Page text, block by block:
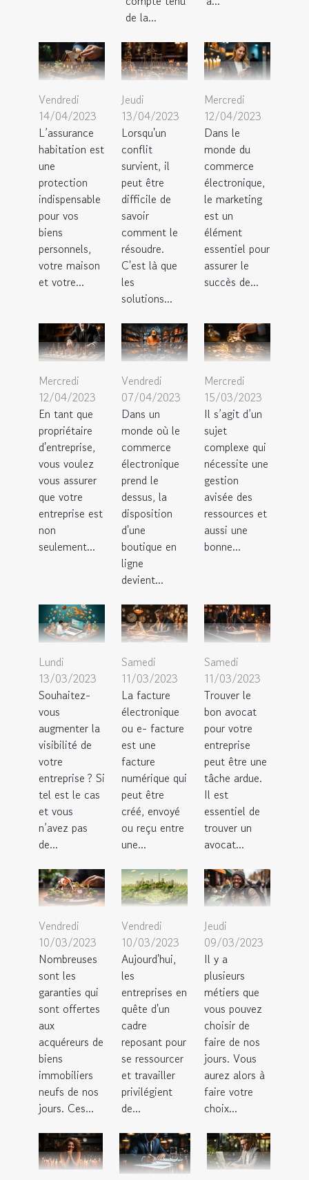
de la...
Vendredi
14/04/2023
L’assurance
habitation est
une
protection
indispensable
pour vos
biens
personnels,
votre maison
et votre...
Jeudi
13/04/2023
Lorsqu'un
conflit
survient, il
peut être
difficile de
savoir
comment le
résoudre.
C'est là que
les
solutions...
Mercredi
12/04/2023
Dans le
monde du
commerce
électronique,
le marketing
est un
élément
essentiel pour
assurer le
succès de...
Mercredi
12/04/2023
En tant que
propriétaire
d'entreprise,
vous voulez
vous assurer
que votre
entreprise est
non
seulement...
Vendredi
07/04/2023
Dans un
monde où le
commerce
électronique
prend le
dessus, la
disposition
d'une
boutique en
ligne
devient...
Mercredi
15/03/2023
Il s’agit d’un
sujet
complexe qui
nécessite une
gestion
avisée des
ressources et
aussi une
bonne...
Lundi
13/03/2023
Souhaitez-
vous
augmenter la
visibilité de
votre
entreprise ? Si
tel est le cas
et vous
n’avez pas
de...
Samedi
11/03/2023
La facture
électronique
ou e- facture
est une
facture
numérique qui
peut être
créé, envoyé
ou reçu entre
une...
Samedi
11/03/2023
Trouver le
bon avocat
pour votre
entreprise
peut être une
tâche ardue.
Il est
essentiel de
trouver un
avocat...
Vendredi
10/03/2023
Nombreuses
sont les
garanties qui
sont offertes
aux
acquéreurs de
biens
immobiliers
neufs de nos
jours. Ces...
Vendredi
10/03/2023
Aujourd'hui,
les
entreprises en
quête d'un
cadre
reposant pour
se ressourcer
et travailler
privilégient
de...
Jeudi
09/03/2023
Il y a
plusieurs
métiers que
vous pouvez
choisir de
faire de nos
jours. Vous
aurez alors à
faire votre
choix...